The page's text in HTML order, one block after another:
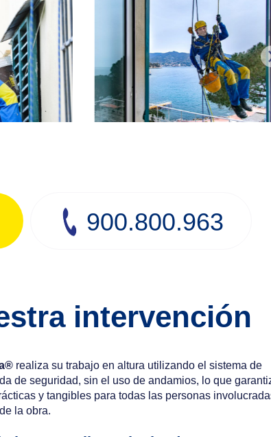
900.800.963
intervención
realiza su trabajo en altura utilizando el sistema de
de seguridad, sin el uso de andamios, lo que
y tangibles para todas las personas
la obra.